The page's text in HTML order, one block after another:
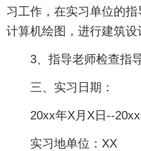
习工作，在实习单位的
计算机绘图，进行建筑设
3、指导老师检查指
三、实习日期：
20xx年X月X日--
实习地单位：XX